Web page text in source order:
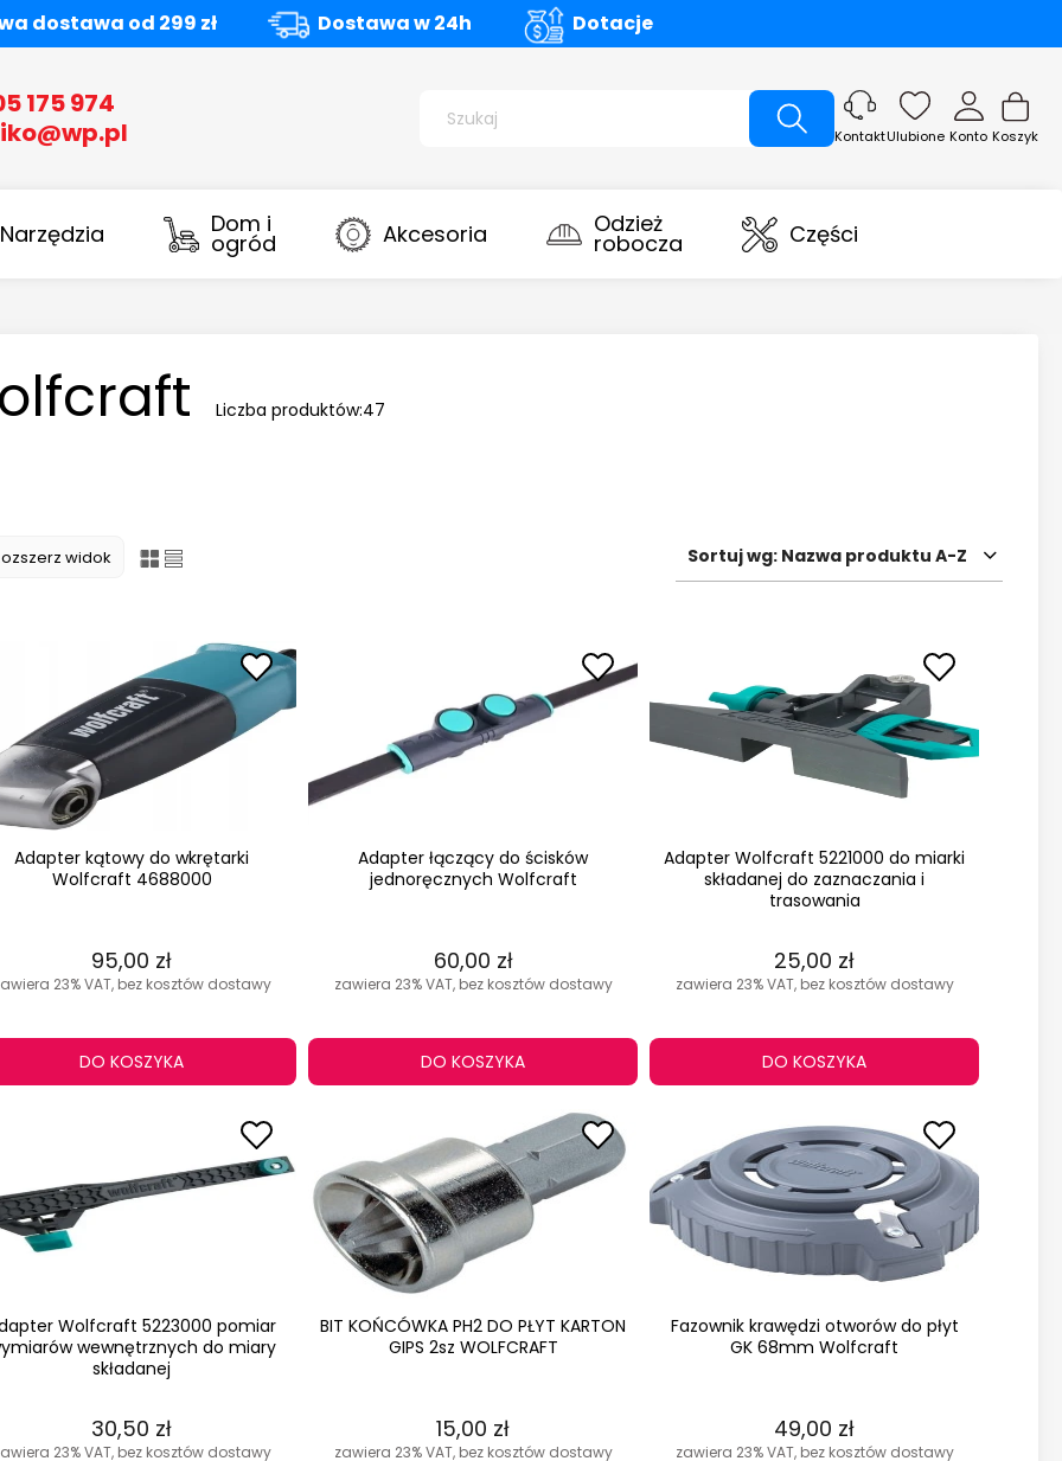
dostawa od 299 zł Dostawa w 24h Dotacje
175 974
Koszyk
Konto
Ulubione
Kontakt
Narzędzia Dom i
ogród Akcesoria Odzież
robocza Części
Liczba produktów:47
widok Sortuj wg: Nazwa produktu A-Z
Adapter kątowy do wkrętarki
Wolfcraft 4688000
95,00 zł
23% VAT, bez kosztów dostawy
DO KOSZYKA
Adapter łączący do ścisków
jednoręcznych Wolfcraft
60,00 zł
zawiera 23% VAT, bez kosztów dostawy
DO KOSZYKA
Adapter Wolfcraft 5221000 do miarki
składanej do zaznaczania i
trasowania
25,00 zł
zawiera 23% VAT, bez kosztów dostawy
DO KOSZYKA
Wolfcraft 5223000 pomiar
wewnętrznych do miary
składanej
30,50 zł
23% VAT, bez kosztów dostawy
BIT KOŃCÓWKA PH2 DO PŁYT KARTON
GIPS 2sz WOLFCRAFT
15,00 zł
zawiera 23% VAT, bez kosztów dostawy
Fazownik krawędzi otworów do płyt
GK 68mm Wolfcraft
49,00 zł
zawiera 23% VAT, bez kosztów dostawy